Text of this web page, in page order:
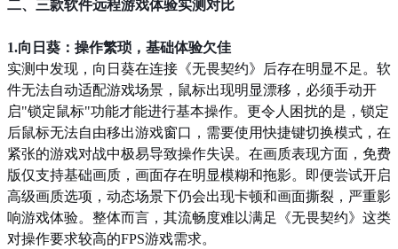
二、三款软件远程游戏体验实测对比
1.向日葵：操作繁琐，基础体验欠佳
实测中发现，向日葵在连接《无畏契约》后存在明显不足。软
件无法自动适配游戏场景，鼠标出现明显漂移，必须手动开
启"锁定鼠标"功能才能进行基本操作。更令人困扰的是，锁定
后鼠标无法自由移出游戏窗口，需要使用快捷键切换模式，在
紧张的游戏对战中极易导致操作失误。在画质表现方面，免费
版仅支持基础画质，画面存在明显模糊和拖影。即便尝试开启
高级画质选项，动态场景下仍会出现卡顿和画面撕裂，严重影
响游戏体验。整体而言，其流畅度难以满足《无畏契约》这类
对操作要求较高的FPS游戏需求。